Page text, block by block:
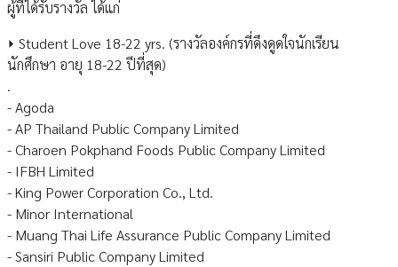
ผู้ที่ได้รับรางวัล ได้แก่
⏵ Student Love 18-22 yrs. (รางวัลองค์กรที่ดึงดูดใจนักเรียน
นักศึกษา อายุ 18-22 ปีที่สุด)
.
- Agoda
- AP Thailand Public Company Limited
- Charoen Pokphand Foods Public Company Limited
- IFBH Limited
- King Power Corporation Co., Ltd.
- Minor International
- Muang Thai Life Assurance Public Company Limited
- Sansiri Public Company Limited